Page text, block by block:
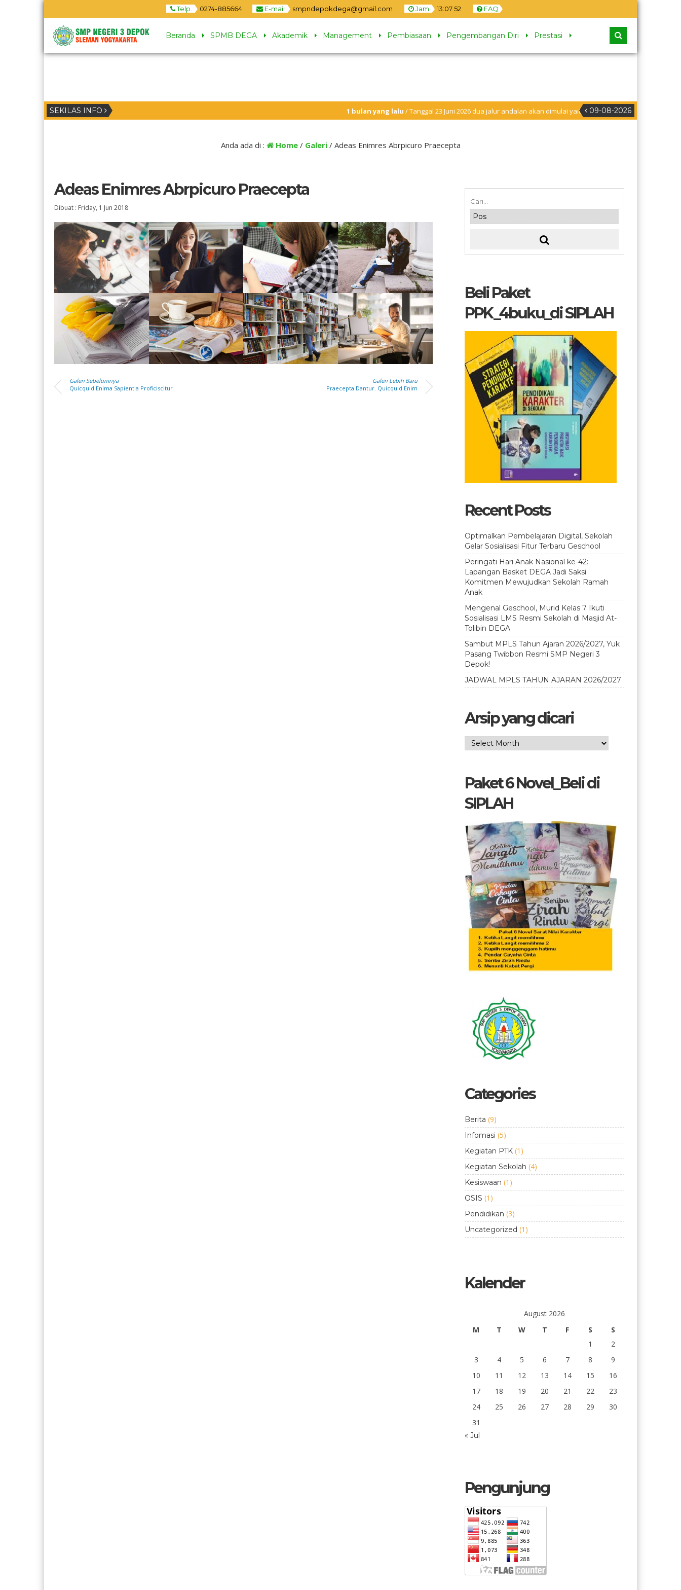
Telp. 0274-885664 E-mail smpndepokdega@gmail.com Jam 13:07 53 FAQ
Beranda SPMB DEGA Akademik Management Pembiasaan Pengembangan Diri Prestasi
SEKILAS INFO 09-08-2026
1 bulan yang lalu/ Tanggal 23 Juni 2026 dua jalur andalan akan dimulai yaitu jalur prestasi dan jalur zonasi wilayah,
Anda ada di : Home/ Galeri/ Adeas Enimres Abrpicuro Praecepta
Adeas Enimres Abrpicuro Praecepta
Dibuat : Friday, 1 Jun 2018
Galeri Sebelumnya
Quicquid Enima Sapientia Proficiscitur
Galeri Lebih Baru
Praecepta Dantur. Quicquid Enim
Beli Paket
PPK_4buku_di SIPLAH
Recent Posts
Optimalkan Pembelajaran Digital, Sekolah
Gelar Sosialisasi Fitur Terbaru Geschool
Peringati Hari Anak Nasional ke-42:
Lapangan Basket DEGA Jadi Saksi
Komitmen Mewujudkan Sekolah Ramah
Anak
Mengenal Geschool, Murid Kelas 7 Ikuti
Sosialisasi LMS Resmi Sekolah di Masjid At-
Tolibin DEGA
Sambut MPLS Tahun Ajaran 2026/2027, Yuk
Pasang Twibbon Resmi SMP Negeri 3
Depok!
JADWAL MPLS TAHUN AJARAN 2026/2027
Arsip yang dicari
Arsip
Paket 6 Novel_Beli di
SIPLAH
Categories
Berita (9)
Infomasi (5)
Kegiatan PTK (1)
Kegiatan Sekolah (4)
Kesiswaan (1)
OSIS (1)
Pendidikan (3)
Uncategorized (1)
Kalender
August 2026
M
T W T F S
S
1
2
3
4 5 6 7 8
9
10
11 12 13 14 15
16
17
18 19 20 21 22
23
24
25 26 27 28 29
30
31
« Jul
Pengunjung